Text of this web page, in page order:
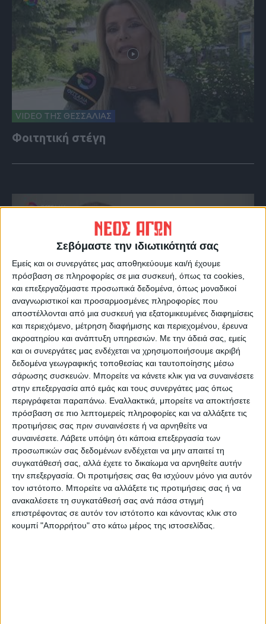
Σεβόμαστε την ιδιωτικότητά σας
Εμείς και οι συνεργάτες μας αποθηκεύουμε και/ή έχουμε
πρόσβαση σε πληροφορίες σε μια συσκευή, όπως τα cookies,
και επεξεργαζόμαστε προσωπικά δεδομένα, όπως μοναδικοί
αναγνωριστικοί και προσαρμοσμένες πληροφορίες που
αποστέλλονται από μια συσκευή για εξατομικευμένες διαφημίσεις
και περιεχόμενο, μέτρηση διαφήμισης και περιεχομένου, έρευνα
ακροατηρίου και ανάπτυξη υπηρεσιών. Με την άδειά σας, εμείς
και οι συνεργάτες μας ενδέχεται να χρησιμοποιήσουμε ακριβή
δεδομένα γεωγραφικής τοποθεσίας και ταυτοποίησης μέσω
σάρωσης συσκευών. Μπορείτε να κάνετε κλικ για να συναινέσετε
στην επεξεργασία από εμάς και τους συνεργάτες μας όπως
περιγράφεται παραπάνω. Εναλλακτικά, μπορείτε να αποκτήσετε
πρόσβαση σε πιο λεπτομερείς πληροφορίες και να αλλάξετε τις
προτιμήσεις σας πριν συναινέσετε ή να αρνηθείτε να
συναινέσετε. Λάβετε υπόψη ότι κάποια επεξεργασία των
προσωπικών σας δεδομένων ενδέχεται να μην απαιτεί τη
συγκατάθεσή σας, αλλά έχετε το δικαίωμα να αρνηθείτε αυτήν
την επεξεργασία. Οι προτιμήσεις σας θα ισχύουν μόνο για αυτόν
τον ιστότοπο. Μπορείτε να αλλάξετε τις προτιμήσεις σας ή να
ανακαλέσετε τη συγκατάθεσή σας ανά πάσα στιγμή
επιστρέφοντας σε αυτόν τον ιστότοπο και κάνοντας κλικ στο
κουμπί "Απορρήτου" στο κάτω μέρος της ιστοσελίδας.
VIDEO ΤΗΣ ΘΕΣΣΑΛΙΑΣ
Φοιτητική στέγη
VIDEO ΤΗΣ ΘΕΣΣΑΛΙΑΣ
Οι 9 άξονες Κουρέτα για να "σωθεί" η
Θεσσαλία από την λειψυδρία